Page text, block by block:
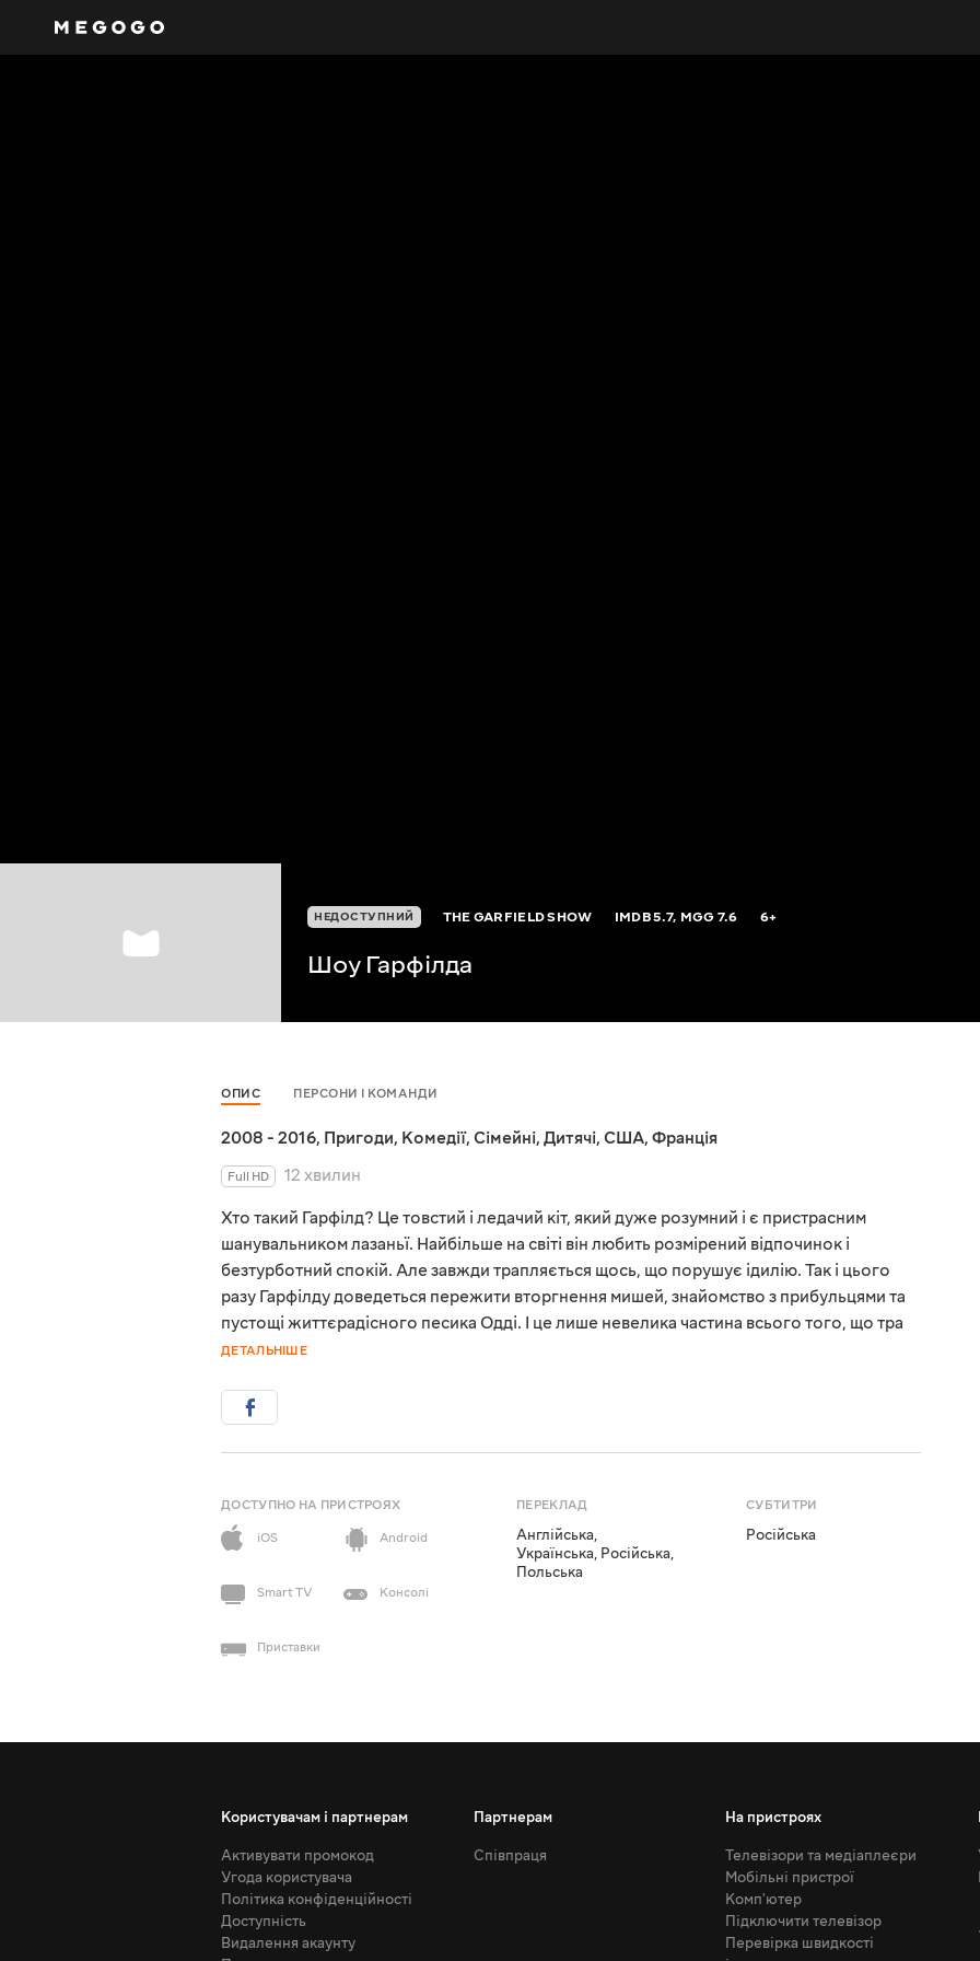
НЕДОСТУПНИЙ THE GARFIELD SHOW IMDB5.7, MGG7.6 6+
Шоу Гарфілда
ОПИС ПЕРСОНИ І КОМАНДИ
2008 - 2016, Пригоди, Комедії, Сімейні, Дитячі, США, Франція
Full HD
12 хвилин
Хто такий Гарфілд? Це товстий і ледачий кіт, який дуже розумний і є пристрасним
шанувальником лазаньї. Найбільше на світі він любить розмірений відпочинок і
безтурботний спокій. Але завжди трапляється щось, що порушує ідилію. Так і цього
разу Гарфілду доведеться пережити вторгнення мишей, знайомство з прибульцями та
пустощі життєрадісного песика Одді. І це лише невелика частина всього того, що тра
ДЕТАЛЬНІШЕ
ДОСТУПНО НА ПРИСТРОЯХ
iOS
Android
Smart TV Консолі
Приставки
ПЕРЕКЛАД
Англійська,
Українська, Російська,
Польська
СУБТИТРИ
Російська
Користувачам і партнерам
Активувати промокод
Угода користувача
Політика конфіденційності
Доступність
Видалення акаунту
Партнерам
Співпраця
На пристроях
Телевізори та медіаплеєри
Мобільні пристрої
Комп'ютер
Підключити телевізор
Перевірка швидкості